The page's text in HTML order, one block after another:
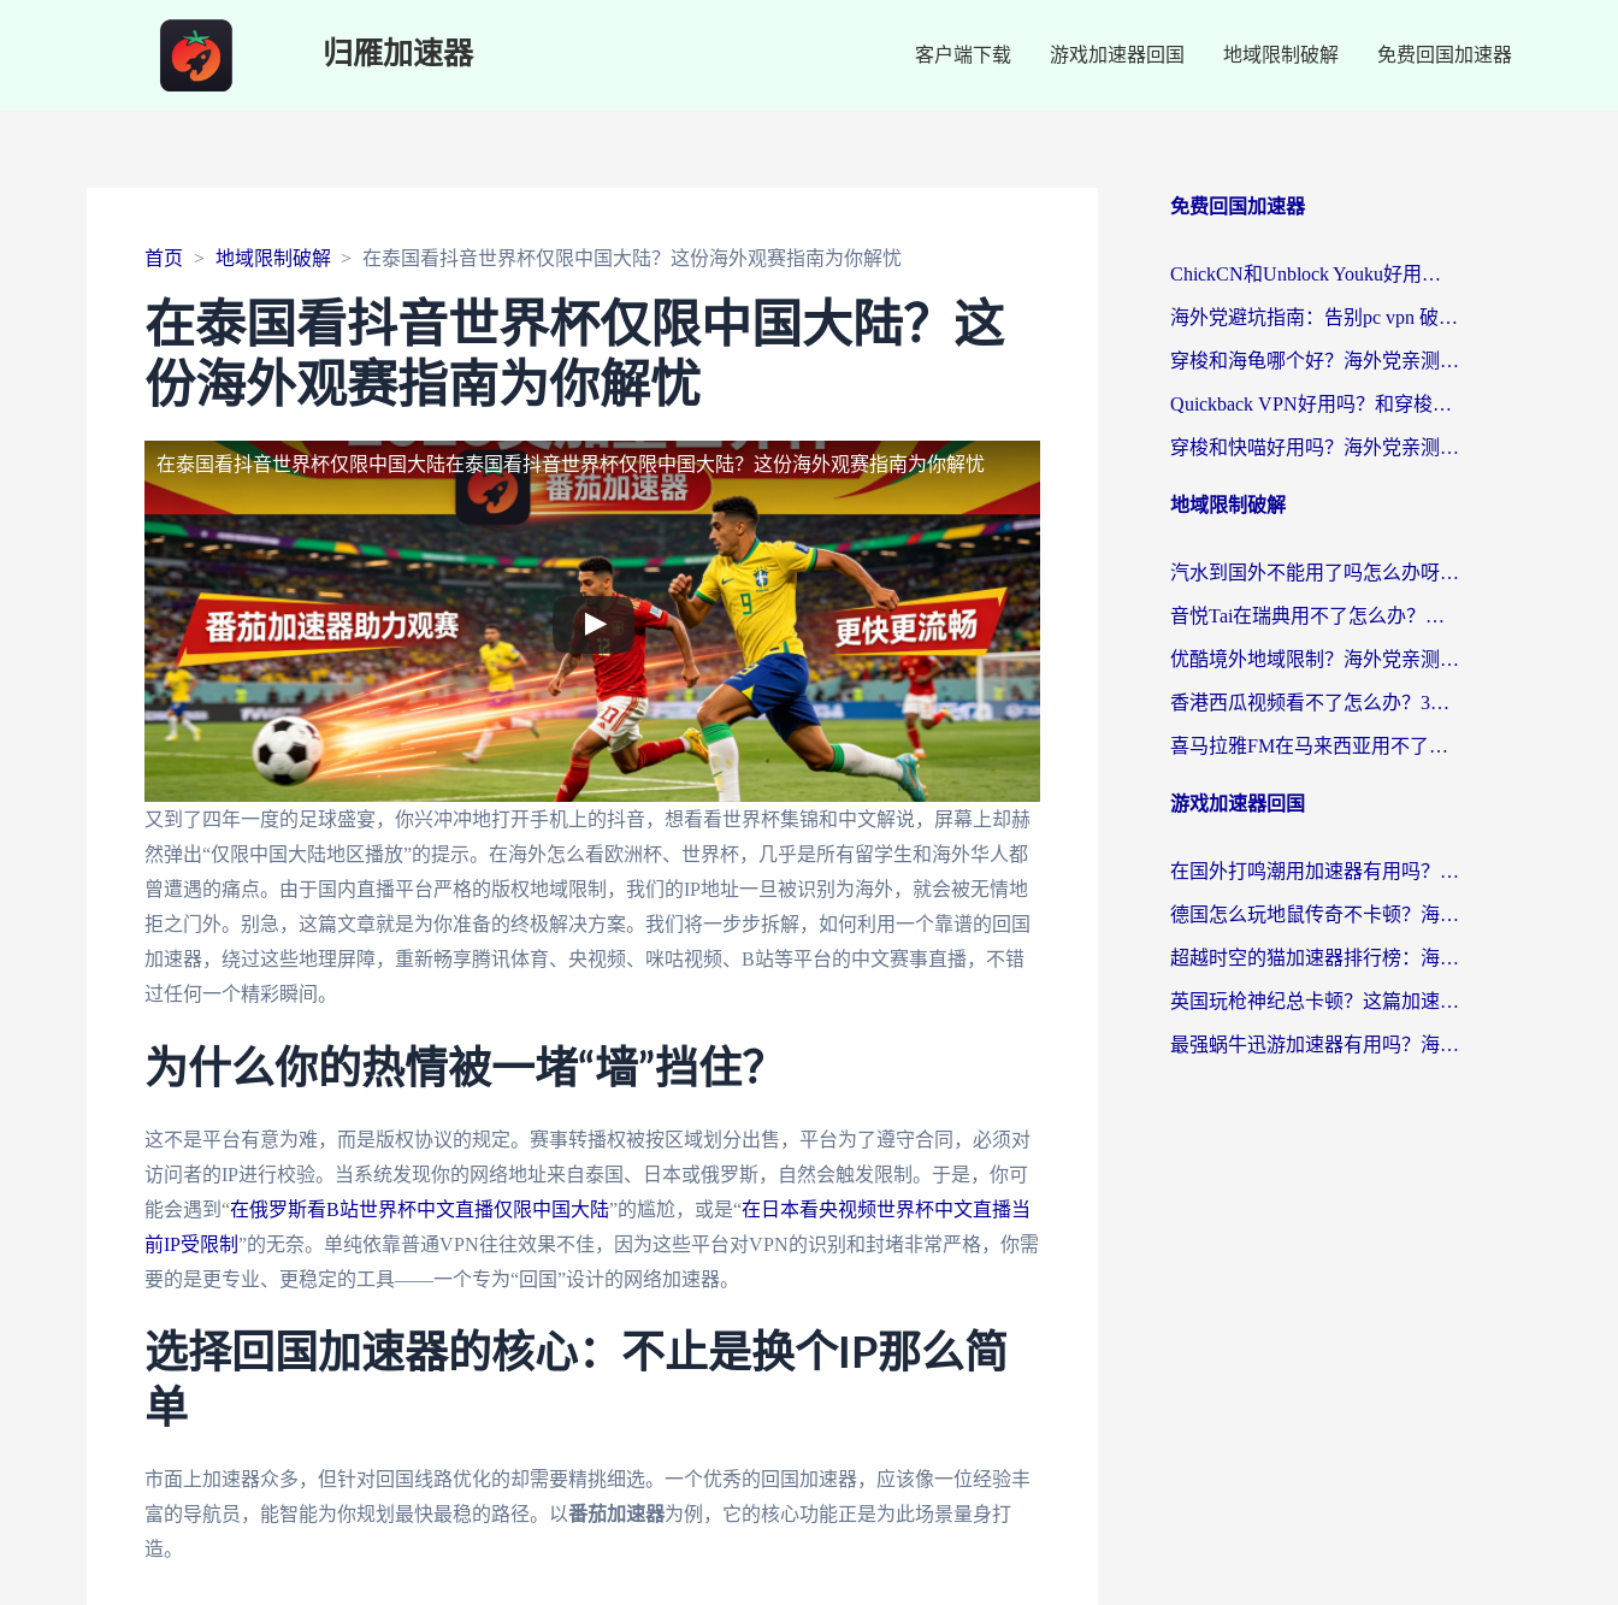
归雁加速器 客户端下载 游戏加速器回国 地域限制破解 免费回国加速器
首页 地域限制破解 在泰国看抖音世界杯仅限中国大陆？这份海外观赛指南为你解忧
在泰国看抖音世界杯仅限中国大陆？这
份海外观赛指南为你解忧
在泰国看抖音世界杯仅限中国大陆在泰国看抖音世界杯仅限中国大陆？这份海外观赛指南为你解忧
又到了四年一度的足球盛宴，你兴冲冲地打开手机上的抖音，想看看世界杯集锦和中文解说，屏幕上却赫
然弹出“仅限中国大陆地区播放”的提示。在海外怎么看欧洲杯、世界杯，几乎是所有留学生和海外华人都
曾遭遇的痛点。由于国内直播平台严格的版权地域限制，我们的IP地址一旦被识别为海外，就会被无情地
拒之门外。别急，这篇文章就是为你准备的终极解决方案。我们将一步步拆解，如何利用一个靠谱的回国
加速器，绕过这些地理屏障，重新畅享腾讯体育、央视频、咪咕视频、B站等平台的中文赛事直播，不错
过任何一个精彩瞬间。
为什么你的热情被一堵“墙”挡住？
这不是平台有意为难，而是版权协议的规定。赛事转播权被按区域划分出售，平台为了遵守合同，必须对
访问者的IP进行校验。当系统发现你的网络地址来自泰国、日本或俄罗斯，自然会触发限制。于是，你可
能会遇到“在俄罗斯看B站世界杯中文直播仅限中国大陆”的尴尬，或是“在日本看央视频世界杯中文直播当
前IP受限制 ”的无奈。单纯依靠普通VPN往往效果不佳，因为这些平台对VPN的识别和封堵非常严格，你需
要的是更专业、更稳定的工具——一个专为“回国”设计的网络加速器。
选择回国加速器的核心：不止是换个IP那么简
单
市面上加速器众多，但针对回国线路优化的却需要精挑细选。一个优秀的回国加速器，应该像一位经验丰
富的导航员，能智能为你规划最快最稳的路径。以番茄加速器为例，它的核心功能正是为此场景量身打
造。
免费回国加速器
ChickCN和Unblock Youku好用吗？海外党亲测3款回国加速器，附iOS免费选择指南
海外党避坑指南：告别pc vpn 破解，选对回国加速器轻松访问国内资源
穿梭和海龟哪个好？海外党亲测回国加速器，附电脑免费VPN推荐
Quickback VPN好用吗？和穿梭VPN对比哪个回国效果更好？海外党必看的真实测评与选择指南
穿梭和快喵好用吗？海外党亲测3款回国加速器，附日本回国VPN避坑指南
地域限制破解
汽水到国外不能用了吗怎么办呀？海外党追剧看片的救星在这里！
音悦Tai在瑞典用不了怎么办？海外华人追剧听歌的实用指南
优酷境外地域限制？海外党亲测：这样看国内剧再也不卡（附3个实用场景解决）
香港西瓜视频看不了怎么办？3步解决海外追剧难题，附靠谱加速器推荐
喜马拉雅FM在马来西亚用不了怎么办？海外华人亲测有效的回国加速指南
游戏加速器回国
在国外打鸣潮用加速器有用吗？安全吗？海外玩家国服游戏加速全指南
德国怎么玩地鼠传奇不卡顿？海外党国服游戏加速全攻略（含战双EVE实用指南）
超越时空的猫加速器排行榜：海外党国服游戏不卡顿的终极选择指南
英国玩枪神纪总卡顿？这篇加速器选择指南帮你告别延迟（附实测推荐）
最强蜗牛迅游加速器有用吗？海外玩家国服游戏加速避坑指南（附德国玩忍者必须死3流星蝴蝶剑解决办法）